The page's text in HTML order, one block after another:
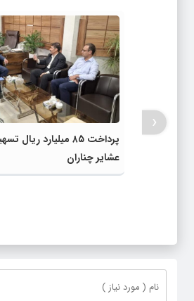
پرداخت ۸۵ میلیارد ریال
عشایر چناران
‹